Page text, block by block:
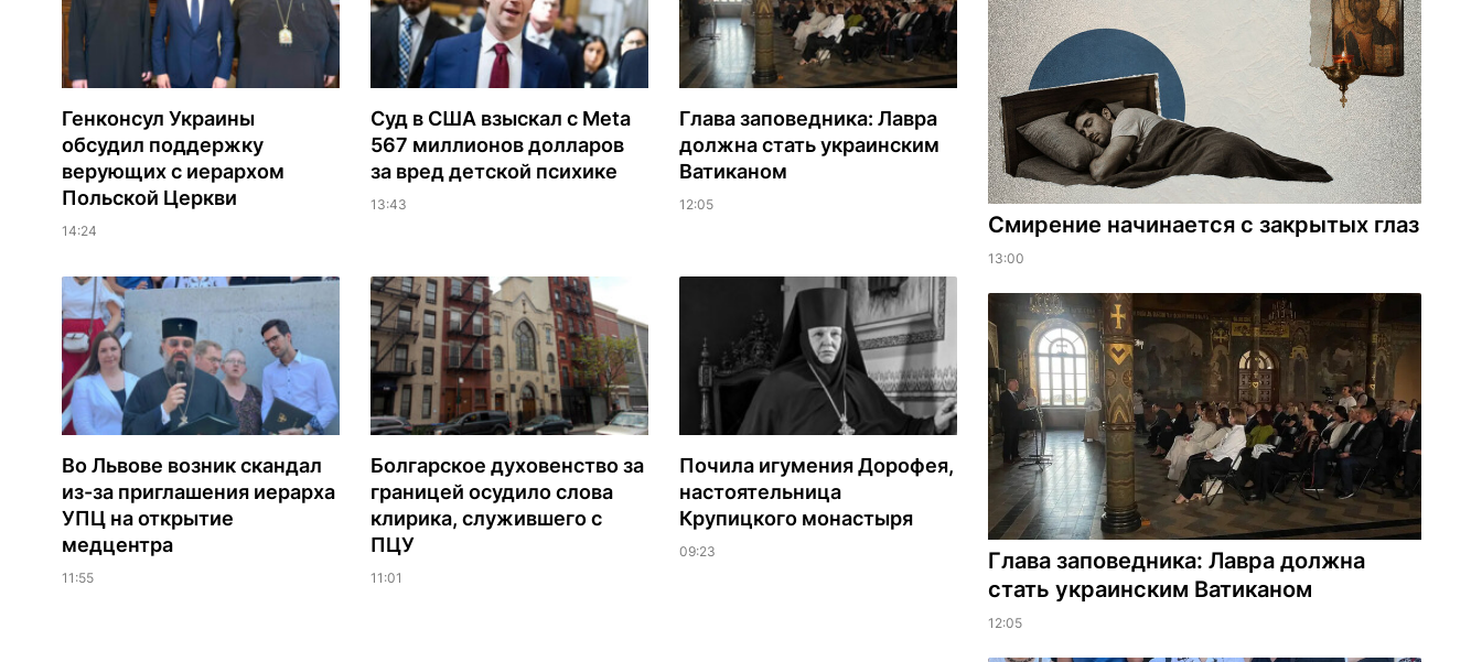
Генконсул Украины
обсудил поддержку
верующих с иерархом
Польской Церкви
14:24
Суд в США взыскал с Meta
567 миллионов долларов
за вред детской психике
13:43
Глава заповедника: Лавра
должна стать украинским
Ватиканом
12:05
Во Львове возник скандал
из-за приглашения иерарха
УПЦ на открытие
медцентра
11:55
Болгарское духовенство за
границей осудило слова
клирика, служившего с
ПЦУ
11:01
Почила игумения Дорофея,
настоятельница
Крупицкого монастыря
09:23
Смирение начинается с закрытых глаз
13:00
Глава заповедника: Лавра должна
стать украинским Ватиканом
12:05